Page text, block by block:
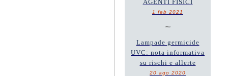
AGENTI FISICI
1 feb 2021
~
Lampade germicide
UVC: nota informativa
su rischi e allerte
20 ago 2020